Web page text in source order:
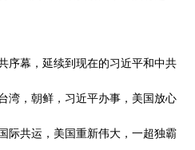
序幕，延续到现在的习近平和中共
湾，朝鲜，习近平办事，美国放心
际共运，美国重新伟大，一超独霸